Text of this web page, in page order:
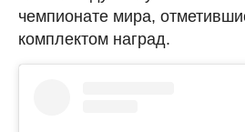
чемпионате мира,
комплектом наград.